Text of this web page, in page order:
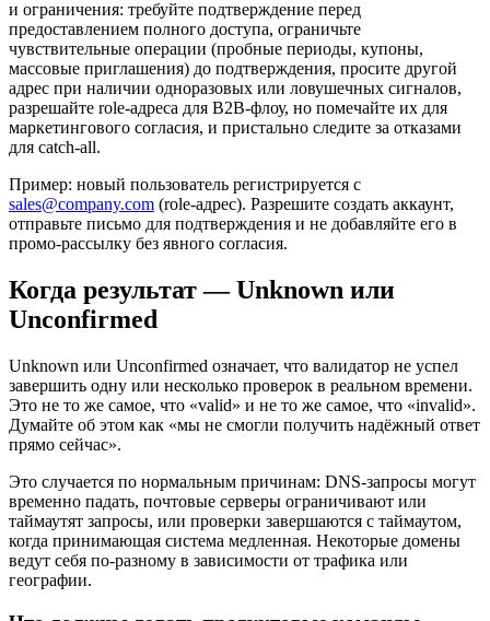
и ограничения: требуйте подтверждение перед
предоставлением полного доступа, ограничьте
чувствительные операции (пробные периоды, купоны,
массовые приглашения) до подтверждения, просите другой
адрес при наличии одноразовых или ловушечных сигналов,
разрешайте role‑адреса для B2B‑флоу, но помечайте их для
маркетингового согласия, и пристально следите за отказами
для catch‑all.
Пример: новый пользователь регистрируется с
sales@company.com (role‑адрес). Разрешите создать аккаунт,
отправьте письмо для подтверждения и не добавляйте его в
промо‑рассылку без явного согласия.
Когда результат — Unknown или
Unconfirmed
Unknown или Unconfirmed означает, что валидатор не успел
завершить одну или несколько проверок в реальном времени.
Это не то же самое, что «valid» и не то же самое, что «invalid».
Думайте об этом как «мы не смогли получить надёжный ответ
прямо сейчас».
Это случается по нормальным причинам: DNS‑запросы могут
временно падать, почтовые серверы ограничивают или
таймаутят запросы, или проверки завершаются с таймаутом,
когда принимающая система медленная. Некоторые домены
ведут себя по‑разному в зависимости от трафика или
географии.